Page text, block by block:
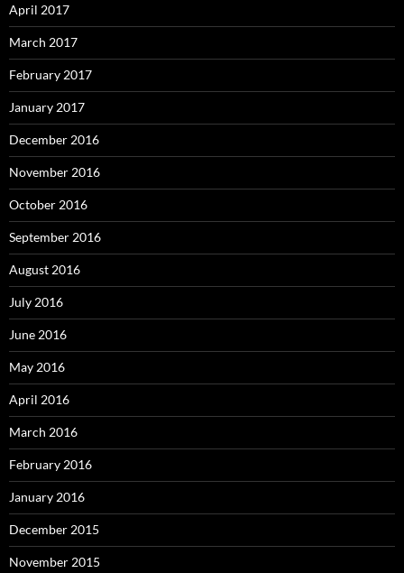
April 2017
March 2017
February 2017
January 2017
December 2016
November 2016
October 2016
September 2016
August 2016
July 2016
June 2016
May 2016
April 2016
March 2016
February 2016
January 2016
December 2015
November 2015